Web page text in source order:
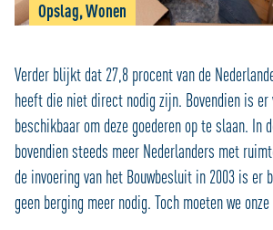
Opslag, Wonen
Verder blijkt dat 27,8 procent van de
heeft die niet direct nodig zijn. Bovendien is er
beschikbaar om deze goederen op te slaan. In
bovendien steeds meer Nederlanders met
de invoering van het Bouwbesluit in 2003 is er
geen berging meer nodig. Toch moeten we